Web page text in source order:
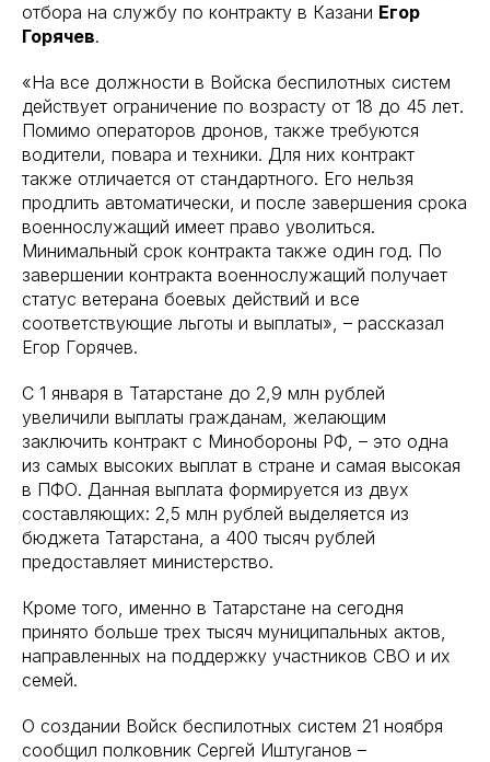
отбора на службу по контракту в Казани Егор
Горячев.
«На все должности в Войска беспилотных систем
действует ограничение по возрасту от 18 до 45 лет.
Помимо операторов дронов, также требуются
водители, повара и техники. Для них контракт
также отличается от стандартного. Его нельзя
продлить автоматически, и после завершения срока
военнослужащий имеет право уволиться.
Минимальный срок контракта также один год. По
завершении контракта военнослужащий получает
статус ветерана боевых действий и все
соответствующие льготы и выплаты», – рассказал
Егор Горячев.
С 1 января в Татарстане до 2,9 млн рублей
увеличили выплаты гражданам, желающим
заключить контракт с Минобороны РФ, – это одна
из самых высоких выплат в стране и самая высокая
в ПФО. Данная выплата формируется из двух
составляющих: 2,5 млн рублей выделяется из
бюджета Татарстана, а 400 тысяч рублей
предоставляет министерство.
Кроме того, именно в Татарстане на сегодня
принято больше трех тысяч муниципальных актов,
направленных на поддержку участников СВО и их
семей.
О создании Войск беспилотных систем 21 ноября
сообщил полковник Сергей Иштуганов –